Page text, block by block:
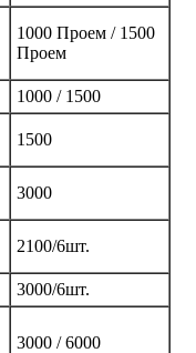
1000 Проем / 1500
Проем
1000 / 1500
1500
3000
2100/6шт.
3000/6шт.
3000 / 6000